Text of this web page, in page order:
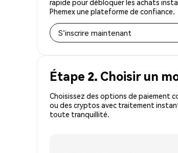
rapide pour débloquer les achats
Phemex une plateforme de confiance.
S'inscrire maintenant
Étape 2. Choisir un
Choisissez des options de paiement
ou des cryptos avec traitement
toute tranquillité.